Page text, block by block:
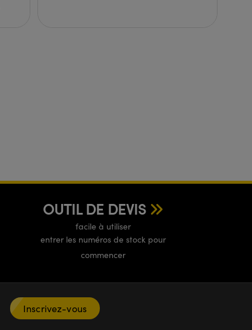
OUTIL DE DEVIS
facile à utiliser
entrer les numéros de stock pour
commencer
Inscrivez-vous